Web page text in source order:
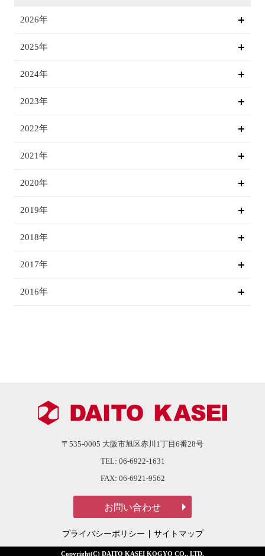
2026年
2025年
2024年
2023年
2022年
2021年
2020年
2019年
2018年
2017年
2016年
〒535-0005 大阪市旭区赤川1丁目6番28号
TEL: 06-6922-1631
FAX: 06-6921-9562
プライバシーポリシー サイトマップ
Copyright(C) DAITO KASEI KOGYO CO., LTD.